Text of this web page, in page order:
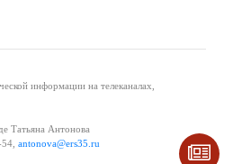
информации на телеканалах,
Татьяна Антонова
antonova@ers35.ru